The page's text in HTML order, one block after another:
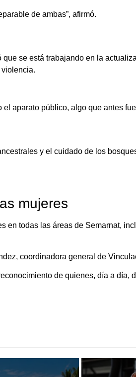
de ambas”, afirmó.
se está trabajando en la
aparato público, algo que antes
y el cuidado de los
mujeres
en todas las áreas de Semarnat,
coordinadora general de
de quienes, día a día,